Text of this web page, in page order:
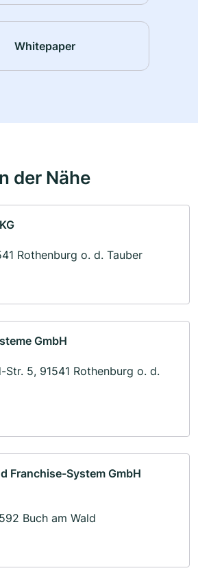
Whitepaper
der Nähe
Rothenburg o. d. Tauber
GmbH
Str. 5, 91541 Rothenburg o. d.
Franchise-System GmbH
Buch am Wald